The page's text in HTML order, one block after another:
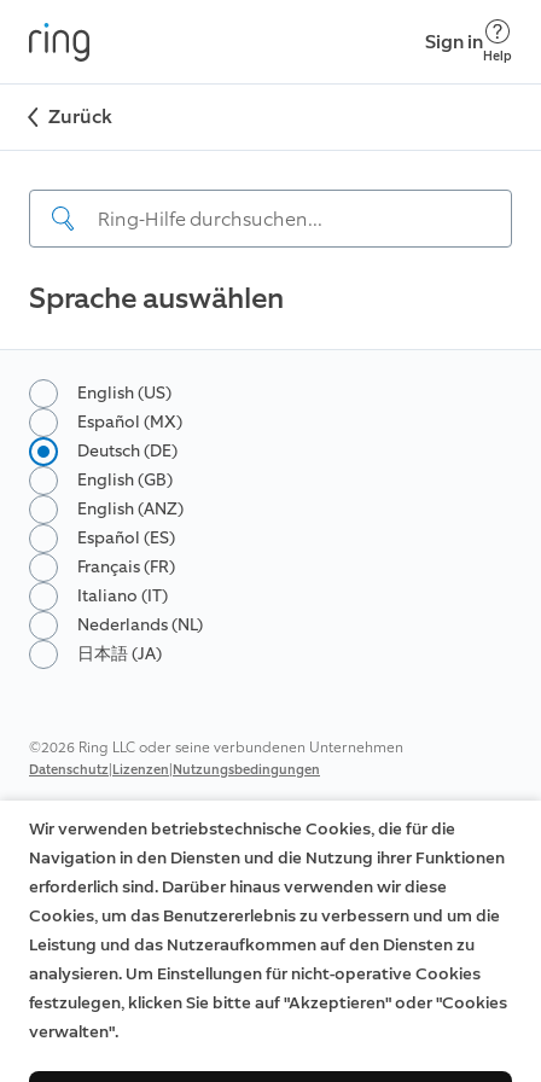
Sign in
Help
Zurück
Sprache auswählen
English (US)
Español (MX)
Deutsch (DE)
English (GB)
English (ANZ)
Español (ES)
Français (FR)
Italiano (IT)
Nederlands (NL)
日本語 (JA)
©2026 Ring LLC oder seine verbundenen Unternehmen
Datenschutz|Lizenzen|Nutzungsbedingungen
Wir verwenden betriebstechnische Cookies, die für die
Navigation in den Diensten und die Nutzung ihrer Funktionen
erforderlich sind. Darüber hinaus verwenden wir diese
Cookies, um das Benutzererlebnis zu verbessern und um die
Leistung und das Nutzeraufkommen auf den Diensten zu
analysieren. Um Einstellungen für nicht-operative Cookies
festzulegen, klicken Sie bitte auf "Akzeptieren" oder "Cookies
verwalten".